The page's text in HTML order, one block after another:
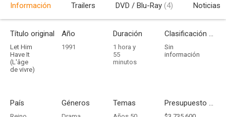
Información Trailers DVD / Blu-Ray (4) Noticias
Título original
Let Him
Have It
(L'âge
de vivre)
Año
1991
Duración
1 hora y
55
minutos
Clasificación por edades
Sin
información
País Géneros Temas Presupuesto - Ingresos